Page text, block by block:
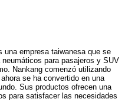
una empresa taiwanesa que se
para pasajeros y SUV
Nankang comenzó utilizando
se ha convertido en una
Sus productos ofrecen una
para satisfacer las necesidades